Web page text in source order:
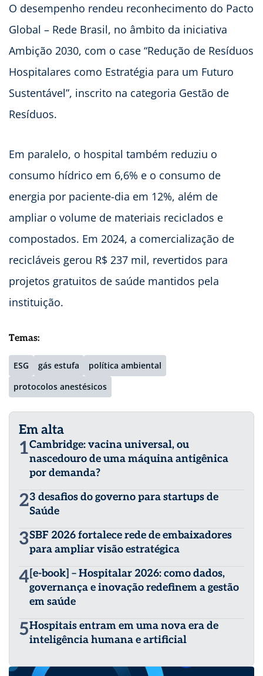
O desempenho rendeu reconhecimento do Pacto
Global – Rede Brasil, no âmbito da iniciativa
Ambição 2030, com o case “Redução de Resíduos
Hospitalares como Estratégia para um Futuro
Sustentável”, inscrito na categoria Gestão de
Resíduos.
Em paralelo, o hospital também reduziu o
consumo hídrico em 6,6% e o consumo de
energia por paciente-dia em 12%, além de
ampliar o volume de materiais reciclados e
compostados. Em 2024, a comercialização de
recicláveis gerou R$ 237 mil, revertidos para
projetos gratuitos de saúde mantidos pela
instituição.
Temas:
ESG gás estufa
política ambiental
protocolos anestésicos
Em alta
1Cambridge: vacina universal, ou
nascedouro de uma máquina antigênica
por demanda?
23 desafios do governo para startups de
Saúde
3SBF 2026 fortalece rede de embaixadores
para ampliar visão estratégica
4[e-book] – Hospitalar 2026: como dados,
governança e inovação redefinem a gestão
em saúde
5Hospitais entram em uma nova era de
inteligência humana e artificial